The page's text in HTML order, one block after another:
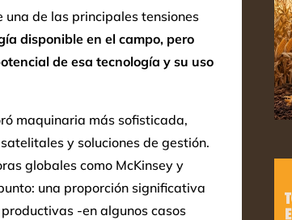
una de las principales tensiones
disponible en el campo, pero
de esa tecnología y su uso
maquinaria más sofisticada,
y soluciones de gestión.
globales como McKinsey y
una proporción significativa
-en algunos casos